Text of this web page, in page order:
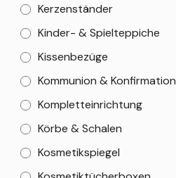
Kerzenständer
Kinder- & Spielteppiche
Kissenbezüge
Kommunion & Konfirmation
Kompletteinrichtung
Körbe & Schalen
Kosmetikspiegel